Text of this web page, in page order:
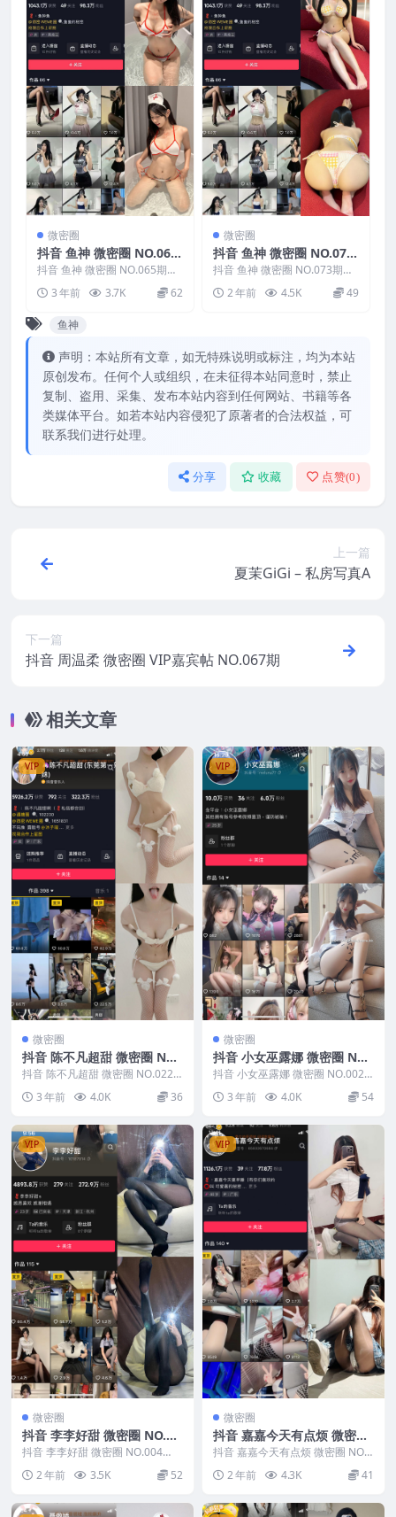
微密圈
抖音 鱼神 微密圈 NO.065
期
抖音 鱼神 微密圈 NO.065期，
资源详情：抖音 鱼神 微密圈 N
O.065期...
3 年前 3.7K 62
微密圈
抖音 鱼神 微密圈 NO.073
期
抖音 鱼神 微密圈 NO.073期，
资源详情：抖音 鱼神 微密圈 N
O.073期...
2 年前 4.5K 49
鱼神
声明：本站所有文章，如无特殊说明或标注，均为本站
原创发布。任何个人或组织，在未征得本站同意时，禁止
复制、盗用、采集、发布本站内容到任何网站、书籍等各
类媒体平台。如若本站内容侵犯了原著者的合法权益，可
联系我们进行处理。
分享 收藏 点赞(0)
上一篇
夏茉GiGi – 私房写真A
下一篇
抖音 周温柔 微密圈 VIP嘉宾帖 NO.067期
相关文章
VIP
微密圈
抖音 陈不凡超甜 微密圈 NO.
022期
抖音 陈不凡超甜 微密圈 NO.022
期，资源详情：抖音 陈不凡超甜
微密圈 N...
3 年前 4.0K 36
VIP
微密圈
抖音 小女巫露娜 微密圈 NO.
002期
抖音 小女巫露娜 微密圈 NO.002
期，资源详情：抖音 小女巫露娜
微密圈 N...
3 年前 4.0K 54
VIP
微密圈
抖音 李李好甜 微密圈 NO.00
4期
抖音 李李好甜 微密圈 NO.004
期，资源详情：抖音 李李好甜 微
密圈 NO....
2 年前 3.5K 52
VIP
微密圈
抖音 嘉嘉今天有点烦 微密圈
NO.005期
抖音 嘉嘉今天有点烦 微密圈 NO.0
05期，资源详情：抖音 嘉嘉今天
有点烦 微...
2 年前 4.3K 41